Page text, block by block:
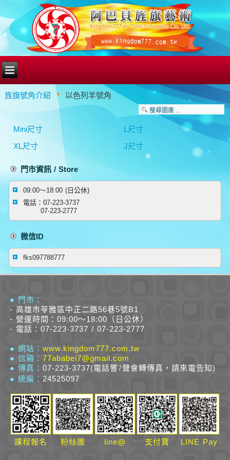
門市資訊 / Store
09:00～18:00 (日公休)
電話：07-223-3737
07-223-2777
微信ID
fks097788777
旌旗號角介紹 以色列羊號角
Mini尺寸
L尺寸
XL尺寸
J尺寸
● 門市：
- 高雄市苓雅區中正二路56巷5號B1
- 營運時間：09:00～18:00（日公休）
- 電話：07-223-3737 / 07-223-2777
● 網站： www.kingdom777.com.tw
● 信箱： 77ababei7@gmail.com
● 傳真： 07-223-3737(電話響7聲會轉傳真，請來電告知)
● 統編： 24525097
課程報名 粉絲團 line@ 支付寶 LINE Pay